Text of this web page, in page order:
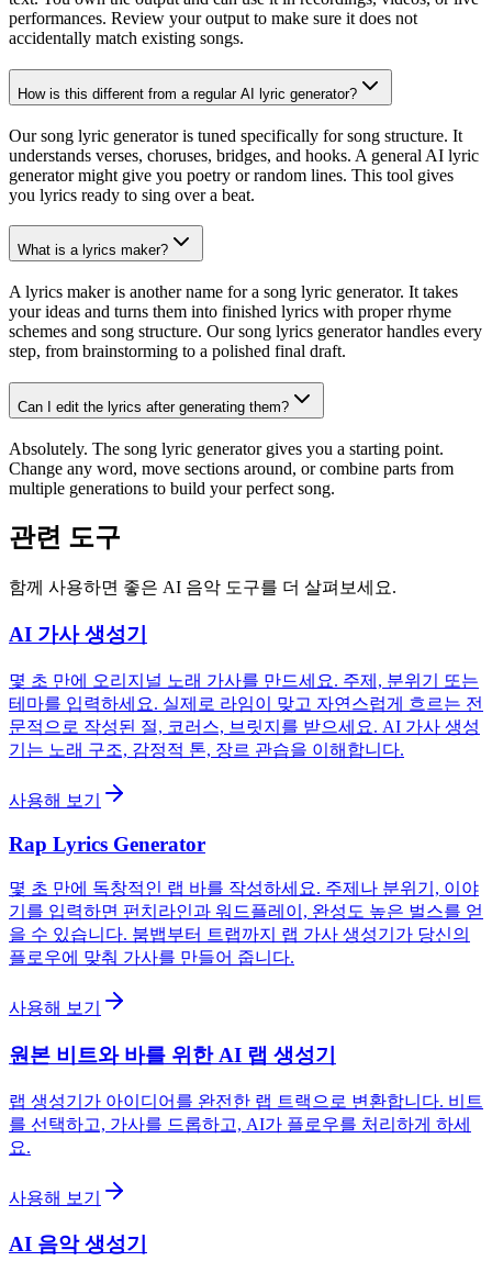
performances. Review your output to make sure it does not
accidentally match existing songs.
How is this different from a regular AI lyric generator?
Our song lyric generator is tuned specifically for song structure. It
understands verses, choruses, bridges, and hooks. A general AI lyric
generator might give you poetry or random lines. This tool gives
you lyrics ready to sing over a beat.
What is a lyrics maker?
A lyrics maker is another name for a song lyric generator. It takes
your ideas and turns them into finished lyrics with proper rhyme
schemes and song structure. Our song lyrics generator handles every
step, from brainstorming to a polished final draft.
Can I edit the lyrics after generating them?
Absolutely. The song lyric generator gives you a starting point.
Change any word, move sections around, or combine parts from
multiple generations to build your perfect song.
관련 도구
함께 사용하면 좋은 AI 음악 도구를 더 살펴보세요.
AI 가사 생성기
몇 초 만에 오리지널 노래 가사를 만드세요. 주제, 분위기 또는
테마를 입력하세요. 실제로 라임이 맞고 자연스럽게 흐르는 전
문적으로 작성된 절, 코러스, 브릿지를 받으세요. AI 가사 생성
기는 노래 구조, 감정적 톤, 장르 관습을 이해합니다.
사용해 보기
Rap Lyrics Generator
몇 초 만에 독창적인 랩 바를 작성하세요. 주제나 분위기, 이야
기를 입력하면 펀치라인과 워드플레이, 완성도 높은 벌스를 얻
을 수 있습니다. 붐뱁부터 트랩까지 랩 가사 생성기가 당신의
플로우에 맞춰 가사를 만들어 줍니다.
사용해 보기
원본 비트와 바를 위한 AI 랩 생성기
랩 생성기가 아이디어를 완전한 랩 트랙으로 변환합니다. 비트
를 선택하고, 가사를 드롭하고, AI가 플로우를 처리하게 하세
요.
사용해 보기
AI 음악 생성기